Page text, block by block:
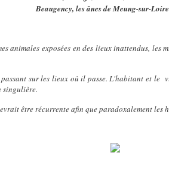
Beaugency, les ânes de Meung-sur-
animales exposées en des lieux inattendus, les
sur les lieux où il passe. L'habitant et le
singulière.
être récurrente afin que paradoxalement